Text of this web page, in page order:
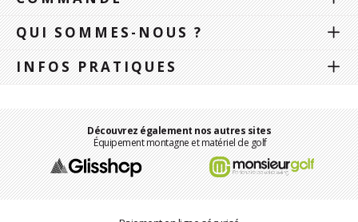
QUI SOMMES-NOUS ?
INFOS PRATIQUES
Découvrez également nos autres sites
Équipement montagne et matériel de golf